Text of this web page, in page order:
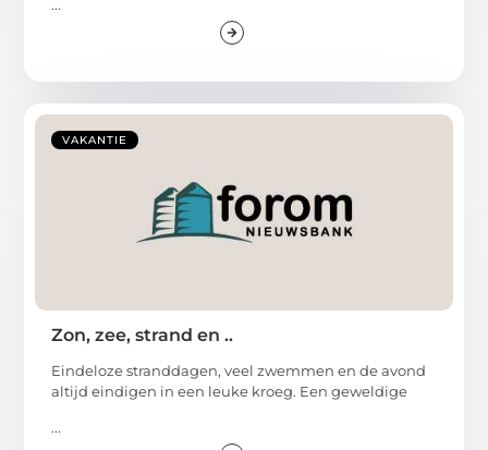
...
VAKANTIE
Zon, zee, strand en ..
Eindeloze stranddagen, veel zwemmen en de avond
altijd eindigen in een leuke kroeg. Een geweldige
...